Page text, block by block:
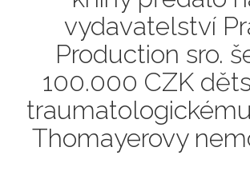
vydavatelství
Production sro.
100.000 CZK
Thomayerovy